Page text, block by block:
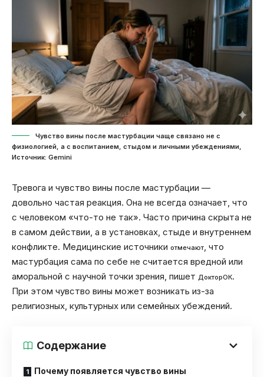
Чувство вины после мастурбации чаще связано не с
физиологией, а с воспитанием, стыдом и личными убеждениями,
Источник: Gemini
Тревога и чувство вины после мастурбации —
довольно частая реакция. Она не всегда означает, что
с человеком «что-то не так». Часто причина скрыта не
в самом действии, а в установках, стыде и внутреннем
конфликте. Медицинские источники отмечают , что
мастурбация сама по себе не считается вредной или
аморальной с научной точки зрения, пишет ДокторОК.
При этом чувство вины может возникать из-за
религиозных, культурных или семейных убеждений.
Содержание
Почему появляется чувство вины